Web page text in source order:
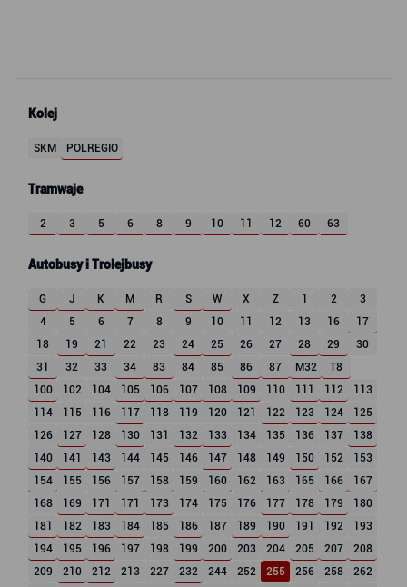
Kolej
SKM POLREGIO
Tramwaje
2 3 5 6 8 9 10 11 12 60 63
Autobusy i Trolejbusy
G J K M R S W X Z 1 2
3
4
5 6 7 8 9 10 11 12 13 16
17
18
19 21 22 23 24 25 26 27 28 29
30
31
32 33 34 83 84 85 86 87 M32
T8
100
102 104 105 106 107 108 109 110 111 112
113
114
115 116 117 118 119 120 121 122 123 124
125
126
127 128 130 131 132 133 134 135 136 137
138
140
141 143 144 145 146 147 148 149 150 152
153
154
155 156 157 158 159 160 162 163 165 166
167
168
169 171 171 173 174 175 176 177 178 179
180
181
182 183 184 185 186 187 189 190 191 192
193
194
195 196 197 198 199 200 203 204 205 207
208
209
210 212 213 227 232 244 252 255 256 258
262